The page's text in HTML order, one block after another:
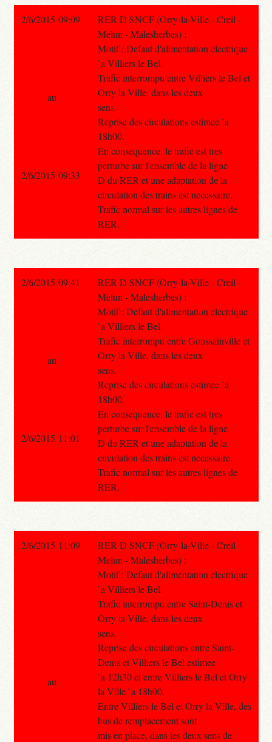
2/6/2015 09:09
RER D SNCF (Orry-la-Ville - Creil -
Melun - Malesherbes) :
Motif : Defaut d'alimentation electrique
`a Villiers le Bel.
Trafic interrompu entre Villiers le Bel et
Orry la Ville, dans les deux
sens.
Reprise des circulations estimee `a
18h00.
En consequence, le trafic est tres
perturbe sur l'ensemble de la ligne
D du RER et une adaptation de la
circulation des trains est necessaire.
Trafic normal sur les autres lignes de
RER.
au
2/6/2015 09:33
2/6/2015 09:41
RER D SNCF (Orry-la-Ville - Creil -
Melun - Malesherbes) :
Motif : Defaut d'alimentation electrique
`a Villiers le Bel.
Trafic interrompu entre Goussainville et
Orry la Ville, dans les deux
sens.
Reprise des circulations estimee `a
18h00.
En consequence, le trafic est tres
perturbe sur l'ensemble de la ligne
D du RER et une adaptation de la
circulation des trains est necessaire.
Trafic normal sur les autres lignes de
RER.
au
2/6/2015 11:01
2/6/2015 11:09
RER D SNCF (Orry-la-Ville - Creil -
Melun - Malesherbes) :
Motif : Defaut d'alimentation electrique
`a Villiers le Bel.
Trafic interrompu entre Saint-Denis et
Orry la Ville, dans les deux
sens.
Reprise des circulations entre Saint-
Denis et Villiers le Bel estimee
`a 12h30 et entre Villiers le Bel et Orry
la Ville `a 18h00.
Entre Villiers le Bel et Orry la Ville, des
bus de remplacement sont
mis en place, dans les deux sens de
au